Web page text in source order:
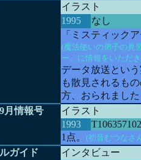
イラスト
1995
なし
「ミスティック
(魔法使いの弟子の見
ー」に情報をいただ
データ放送とい
も散見されるも
方、おられまし
月情報号
イラスト
1993
1点。 (初音むつなさ
ガイド
インタビュー